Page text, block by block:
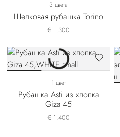
3 цвета
Шелковая рубашка Torino
€ 1.300
1 цвет
Рубашка Asti из хлопка
Giza 45
€ 1.400